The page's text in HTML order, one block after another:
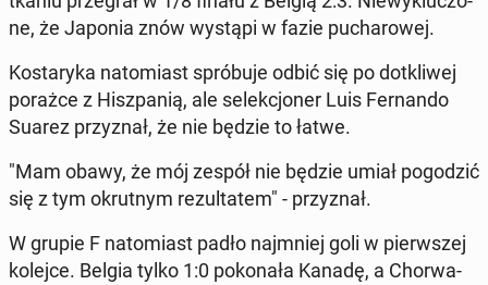
ne, że Japonia znów wystąpi w fazie pu­cha­ro­wej.
Ko­sta­ry­ka na­to­miast spró­bu­je odbić się po do­tkli­wej
porażce z Hisz­pa­nią, ale se­lek­cjo­ner Luis Fer­nan­do
Suarez przy­znał, że nie będzie to łatwe.
"Mam obawy, że mój zespół nie będzie umiał po­go­dzić
się z tym okrut­nym re­zul­ta­tem" - przy­znał.
W grupie F na­to­miast padło naj­mniej goli w pierw­szej
kolejce. Belgia tylko 1:0 po­ko­na­ła Kanadę, a Chor­wa­